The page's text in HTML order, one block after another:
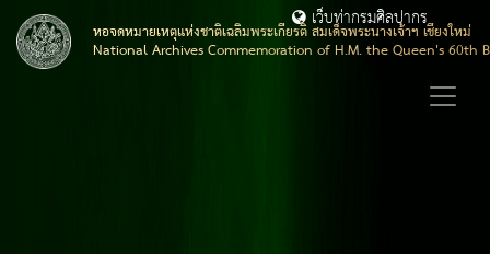
หอจดหมายเหตุแห่งชาติเฉลิมพระเกียรติ สมเด็จพระนางเจ้าฯ เชียงใหม่
National Archives Commemoration of H.M. the Queen's 60th
เว็บท่ากรมศิลปากร